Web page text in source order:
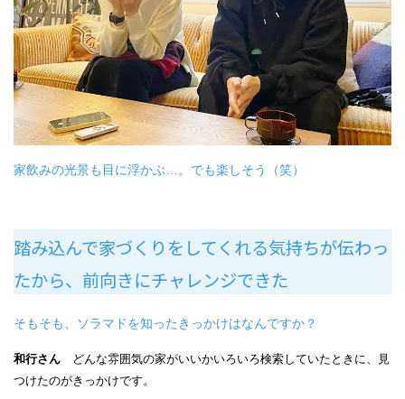
家飲みの光景も目に浮かぶ…。でも楽しそう（笑）
踏み込んで家づくりをしてくれる気持ちが伝わっ
たから、前向きにチャレンジできた
そもそも、ソラマドを知ったきっかけはなんですか？
和行さん どんな雰囲気の家がいいかいろいろ検索していたときに、見
つけたのがきっかけです。